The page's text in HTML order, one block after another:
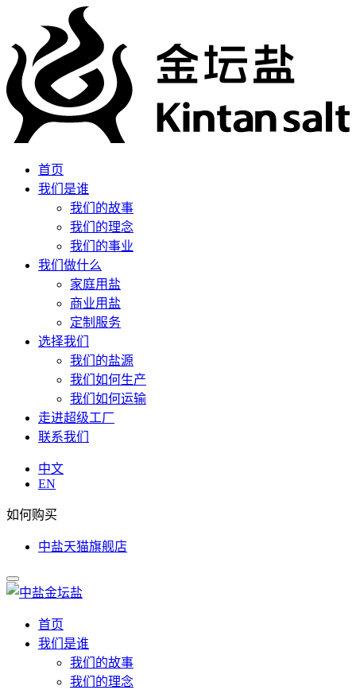
首页
我们是谁
我们的故事
我们的理念
我们的事业
我们做什么
家庭用盐
商业用盐
定制服务
选择我们
我们的盐源
我们如何生产
我们如何运输
走进超级工厂
联系我们
中文
EN
如何购买
中盐天猫旗舰店
首页
我们是谁
我们的故事
我们的理念